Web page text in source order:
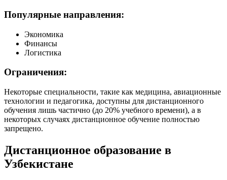
Популярные направления:
Экономика
Финансы
Логистика
Ограничения:
Некоторые специальности, такие как медицина, авиационные
технологии и педагогика, доступны для дистанционного
обучения лишь частично (до 20% учебного времени), а в
некоторых случаях дистанционное обучение полностью
запрещено.
Дистанционное образование в
Узбекистане